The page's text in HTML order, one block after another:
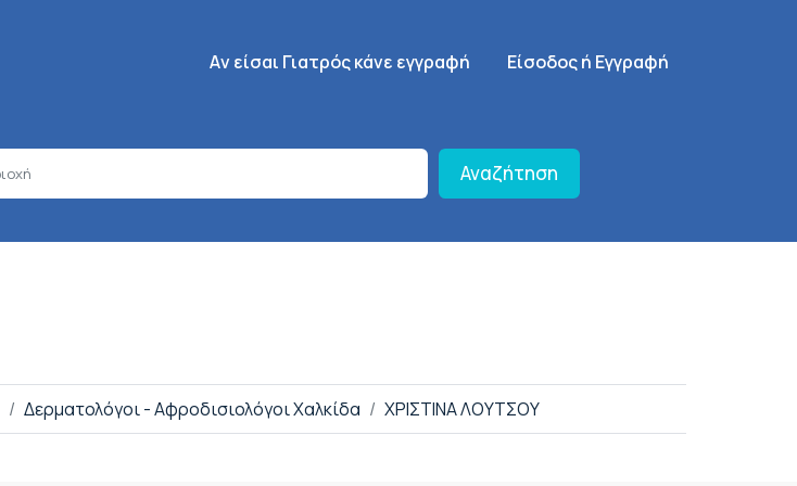
Κεντρική πλοήγηση
Aν είσαι Γιατρός κάνε εγγραφή SignUp Menu
Είσοδος ή Εγγραφή
Αναζήτηση
Δερματολόγοι - Αφροδισιολόγοι Χαλκίδα ΧΡΙΣΤΙΝΑ ΛΟΥΤΣΟΥ